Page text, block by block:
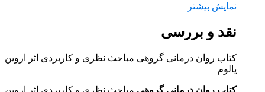
نمایش بیشتر
نقد و بررسی
کتاب روان درمانی گروهی مباحث نظری و کاربردی اثر اروین
یالوم
کتاب روان درمانی گروهی مباحث نظری و کاربردی اثر اروین